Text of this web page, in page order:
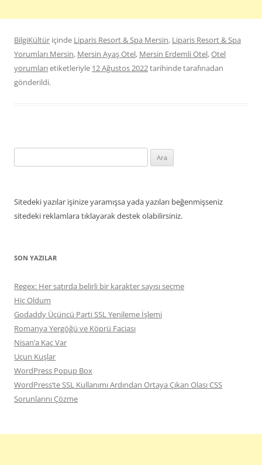
BilgiKültür içinde Liparis Resort & Spa Mersin, Liparis Resort & Spa
Yorumları Mersin, Mersin Ayaş Otel, Mersin Erdemli Otel,Otel
yorumlarıetiketleriyle 12 Ağustos 2022tarihindetarafınadan
gönderildi.
Sitedeki yazılar işinize yaramışsa yada yazıları beğenmişseniz
sitedeki reklamlara tıklayarak destek olabilirsiniz.
SON YAZILAR
Regex: Her satırda belirli bir karakter sayısı seçme
Hiç Oldum
Godaddy Üçüncü Parti SSL Yenileme İşlemi
Romanya Yergöğü ve Köprü Faciası
Nisan’a Kaç Var
Uçun Kuşlar
WordPress Popup Box
WordPress’te SSL Kullanımı Ardından Ortaya Çıkan Olası CSS
Sorunlarını Çözme